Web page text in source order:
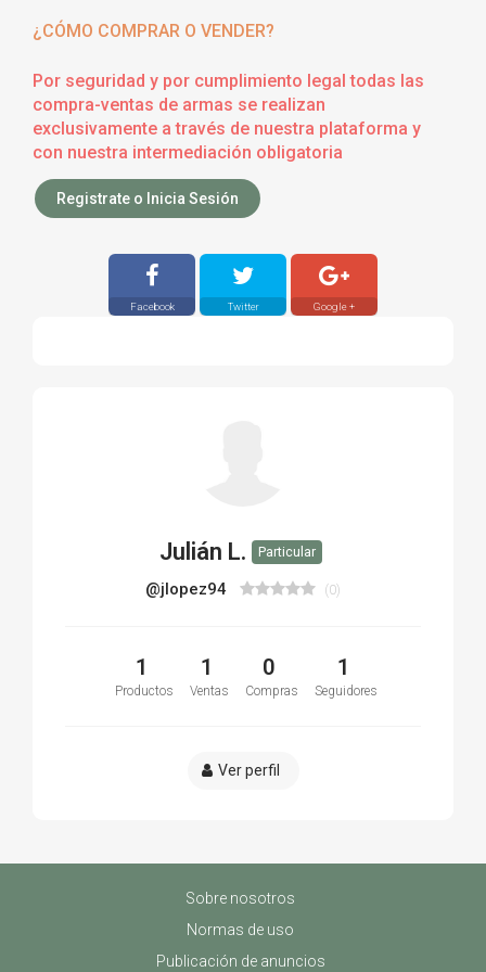
¿CÓMO COMPRAR O VENDER?
Por seguridad y por cumplimiento legal todas las
compra-ventas de armas se realizan
exclusivamente a través de nuestra plataforma y
con nuestra intermediación obligatoria
Registrate o Inicia Sesión
Facebook Twitter Google +
Julián L. Particular
@jlopez94 (0)
1
Productos
1
Ventas
0
Compras
1
Seguidores
Ver perfil
Sobre nosotros
Normas de uso
Publicación de anuncios